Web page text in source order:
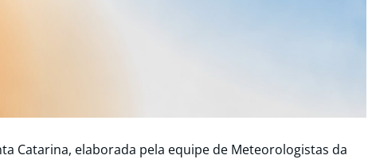
Catarina, elaborada pela equipe de Meteorologistas da